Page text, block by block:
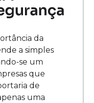
da
a simples
se um
que
de
uma